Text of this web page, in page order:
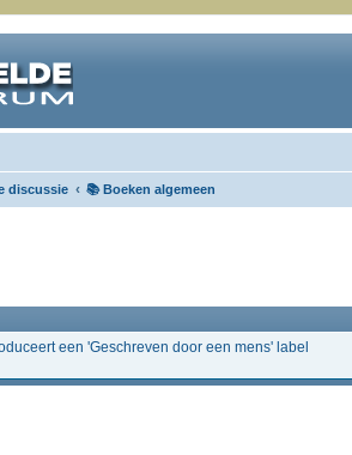
discussie ‹ 📚 Boeken algemeen
een 'Geschreven door een mens' label